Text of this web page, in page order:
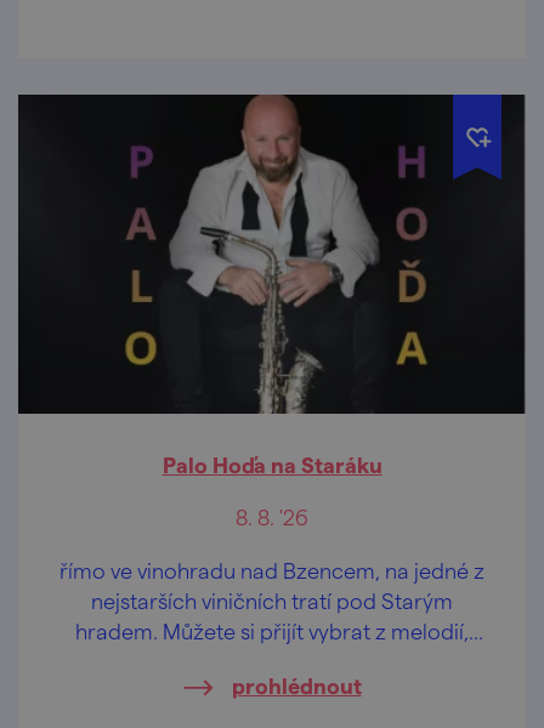
Palo Hoďa na Staráku
8. 8. '26
římo ve vinohradu nad Bzencem, na jedné z
nejstarších viničních tratí pod Starým
hradem. Můžete si přijít vybrat z melodií,
prohlédnout